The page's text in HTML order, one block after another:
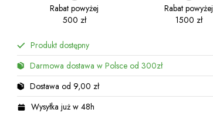
Rabat powyżej
500 zł
Rabat powyżej
1500 zł
Produkt dostępny
Darmowa dostawa w Polsce od 300zł
Dostawa od 9,00 zł
Wysyłka już w 48h